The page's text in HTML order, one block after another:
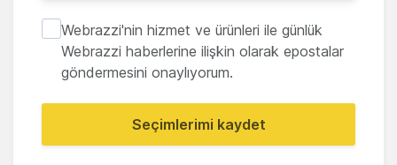
Webrazzi'nin hizmet ve ürünleri ile günlük
Webrazzi haberlerine ilişkin olarak epostalar
göndermesini onaylıyorum.
Seçimlerimi kaydet